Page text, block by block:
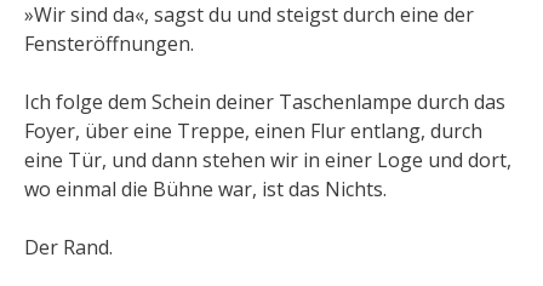
»Wir sind da«, sagst du und steigst durch eine der
Fensteröffnungen.
Ich folge dem Schein deiner Taschenlampe durch das
Foyer, über eine Treppe, einen Flur entlang, durch
eine Tür, und dann stehen wir in einer Loge und dort,
wo einmal die Bühne war, ist das Nichts.
Der Rand.